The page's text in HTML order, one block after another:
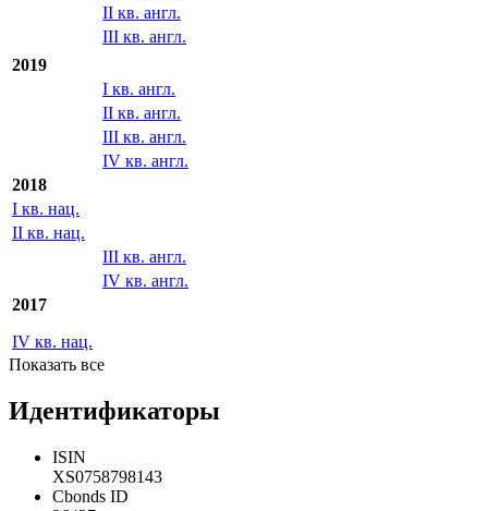
II кв. англ.
III кв. англ.
2019
I кв. англ.
II кв. англ.
III кв. англ.
IV кв. англ.
2018
I кв. нац.
II кв. нац.
III кв. англ.
IV кв. англ.
2017
IV кв. нац.
Показать все
Идентификаторы
ISIN
XS0758798143
Cbonds ID